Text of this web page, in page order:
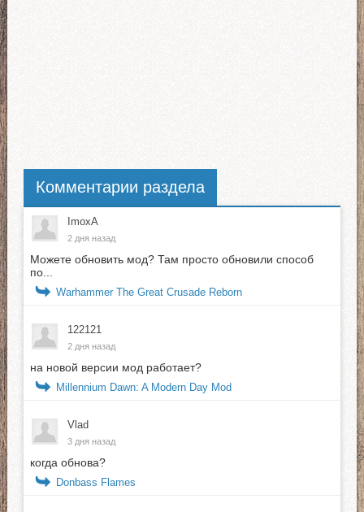
Комментарии раздела
ImoxA
2 дня назад
Можете обновить мод? Там просто обновили способ
по...
Warhammer The Great Crusade Reborn
122121
2 дня назад
на новой версии мод работает?
Millennium Dawn: A Modern Day Mod
Vlad
3 дня назад
когда обнова?
Donbass Flames